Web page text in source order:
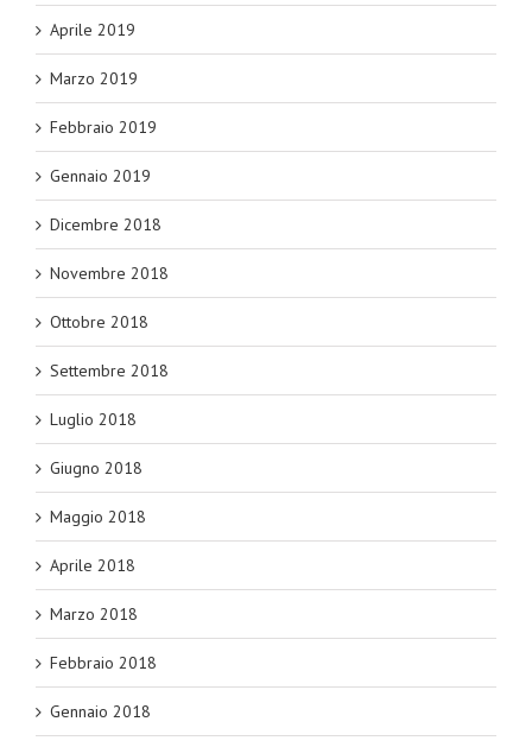
Aprile 2019
Marzo 2019
Febbraio 2019
Gennaio 2019
Dicembre 2018
Novembre 2018
Ottobre 2018
Settembre 2018
Luglio 2018
Giugno 2018
Maggio 2018
Aprile 2018
Marzo 2018
Febbraio 2018
Gennaio 2018